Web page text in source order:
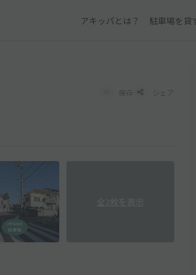
アキッパとは？ 駐車場を貸
保存 シェア